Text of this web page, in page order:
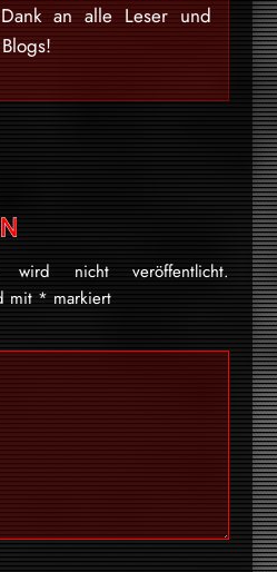
an alle Leser und
wird nicht veröffentlicht.
mit * markiert